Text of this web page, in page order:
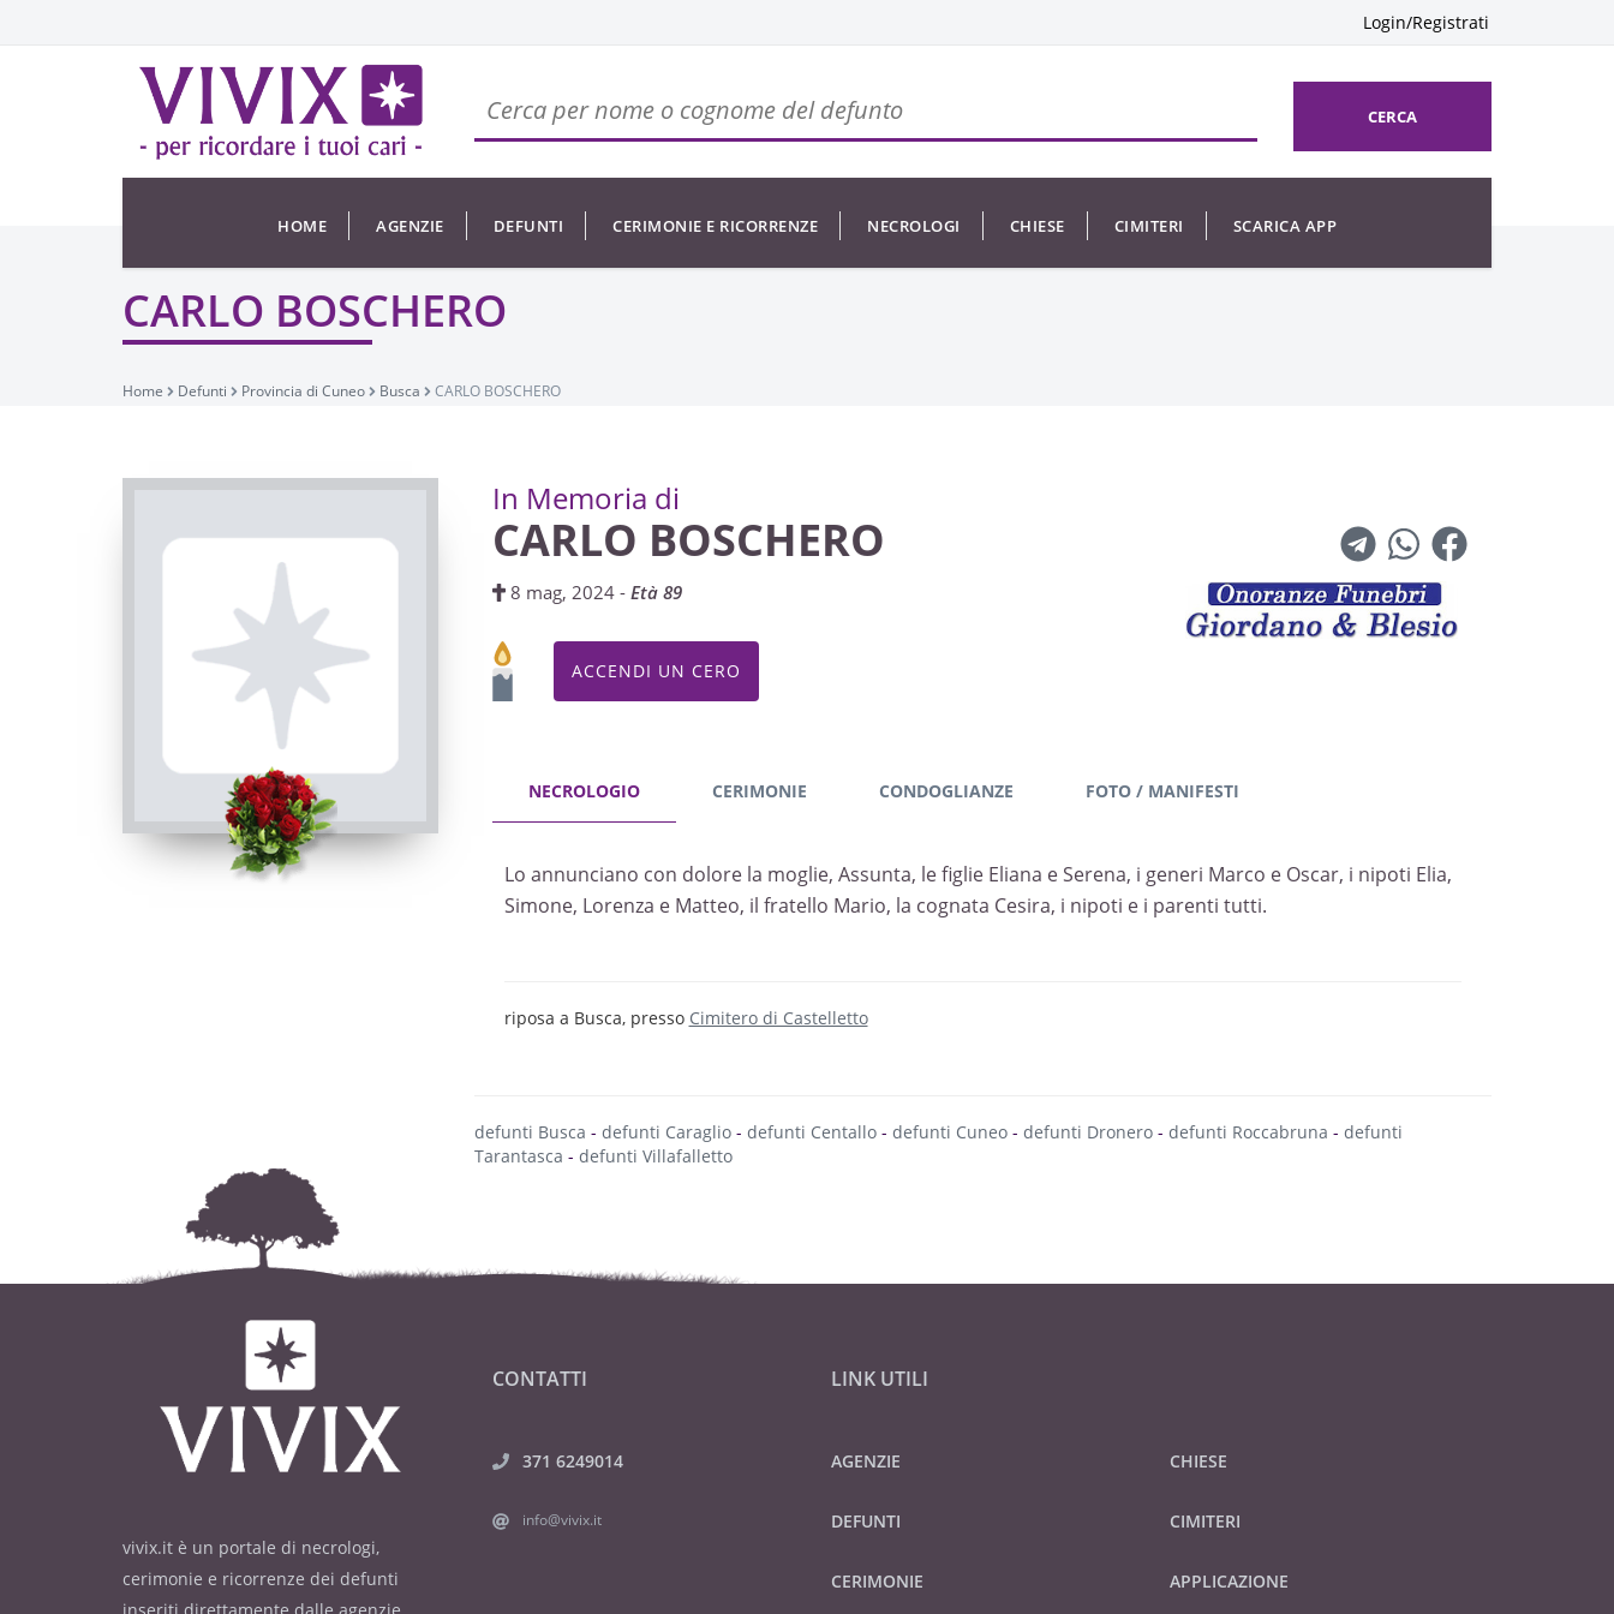
Login/Registrati
CERCA
HOME AGENZIE DEFUNTI CERIMONIE E RICORRENZE NECROLOGI CHIESE CIMITERI SCARICA APP
CARLO BOSCHERO
Home Defunti Provincia di Cuneo Busca CARLO BOSCHERO
In Memoria di
CARLO BOSCHERO
8 mag, 2024 - Età 89
ACCENDI UN CERO
NECROLOGIO CERIMONIE CONDOGLIANZE FOTO / MANIFESTI
Lo annunciano con dolore la moglie, Assunta, le figlie Eliana e Serena, i generi Marco e Oscar, i nipoti Elia,
Simone, Lorenza e Matteo, il fratello Mario, la cognata Cesira, i nipoti e i parenti tutti.
riposa a Busca, presso Cimitero di Castelletto
defunti Busca - defunti Caraglio- defunti Centallo- defunti Cuneo- defunti Dronero- defunti Roccabruna - defunti
Tarantasca - defunti Villafalletto
vivix.it è un portale di necrologi,
cerimonie e ricorrenze dei defunti
CONTATTI
371 6249014
info@vivix.it
LINK UTILI
AGENZIE
DEFUNTI
CERIMONIE
CHIESE
CIMITERI
APPLICAZIONE